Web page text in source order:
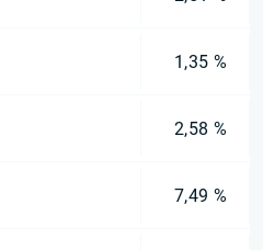
1,35 %
2,58 %
7,49 %